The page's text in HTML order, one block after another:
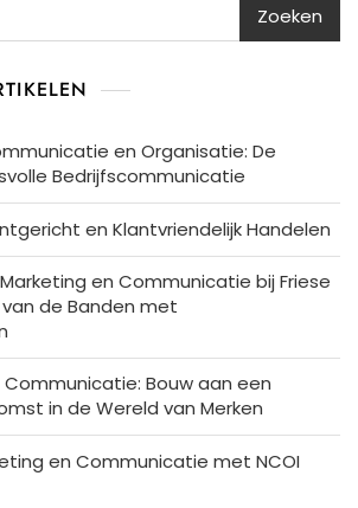
Zoeken
en Organisatie: De
Bedrijfscommunicatie
en Klantvriendelijk Handelen
en Communicatie bij Friese
de Banden met
Communicatie: Bouw aan een
in de Wereld van Merken
en Communicatie met NCOI